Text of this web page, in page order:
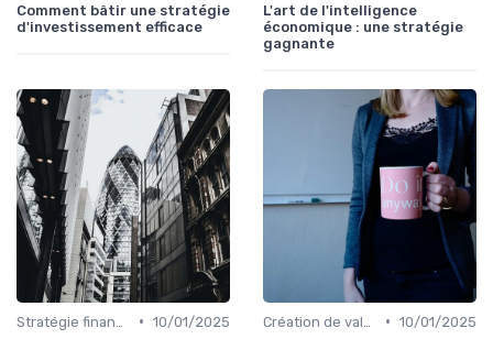
Comment bâtir une stratégie
d'investissement efficace
L'art de l'intelligence
économique : une stratégie
gagnante
• 10/01/2025
• 10/01/2025